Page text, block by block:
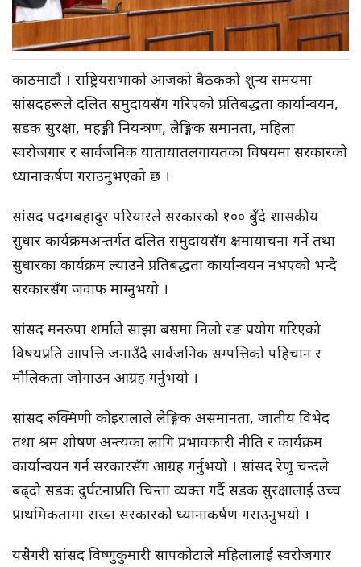
काठमाडौं । राष्ट्रियसभाको आजको बैठकको शून्य समयमा
सांसदहरूले दलित समुदायसँग गरिएको प्रतिबद्धता कार्यान्वयन,
सडक सुरक्षा, महङ्गी नियन्त्रण, लैङ्गिक समानता, महिला
स्वरोजगार र सार्वजनिक यातायातलगायतका विषयमा सरकारको
ध्यानाकर्षण गराउनुभएको छ ।
सांसद पदमबहादुर परियारले सरकारको १०० बुँदे शासकीय
सुधार कार्यक्रमअन्तर्गत दलित समुदायसँग क्षमायाचना गर्ने तथा
सुधारका कार्यक्रम ल्याउने प्रतिबद्धता कार्यान्वयन नभएको भन्दै
सरकारसँग जवाफ माग्नुभयो ।
सांसद मनरुपा शर्माले साझा बसमा निलो रङ प्रयोग गरिएको
विषयप्रति आपत्ति जनाउँदै सार्वजनिक सम्पत्तिको पहिचान र
मौलिकता जोगाउन आग्रह गर्नुभयो ।
सांसद रुक्मिणी कोइरालाले लैङ्गिक असमानता, जातीय विभेद
तथा श्रम शोषण अन्त्यका लागि प्रभावकारी नीति र कार्यक्रम
कार्यान्वयन गर्न सरकारसँग आग्रह गर्नुभयो । सांसद रेणु चन्दले
बढ्दो सडक दुर्घटनाप्रति चिन्ता व्यक्त गर्दै सडक सुरक्षालाई उच्च
प्राथमिकतामा राख्न सरकारको ध्यानाकर्षण गराउनुभयो ।
यसैगरी सांसद विष्णुकुमारी सापकोटाले महिलालाई स्वरोजगार